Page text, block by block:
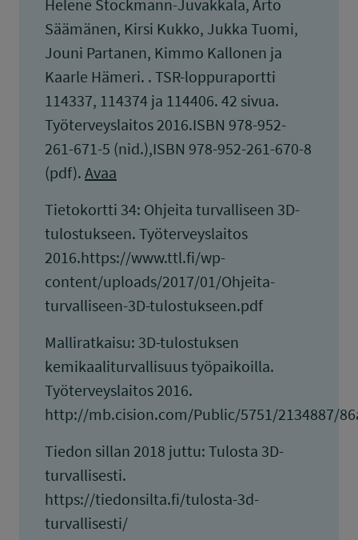
Helene Stockmann-Juvakkala, Arto
Säämänen, Kirsi Kukko, Jukka Tuomi,
Jouni Partanen, Kimmo Kallonen ja
Kaarle Hämeri. . TSR-loppuraportti
114337, 114374 ja 114406. 42 sivua.
Työterveyslaitos 2016.ISBN 978-952-
261-671-5 (nid.),ISBN 978-952-261-670-8
(pdf). Avaa
Tietokortti 34: Ohjeita turvalliseen 3D-
tulostukseen. Työterveyslaitos
2016.https://www.ttl.fi/wp-
content/uploads/2017/01/Ohjeita-
turvalliseen-3D-tulostukseen.pdf
Malliratkaisu: 3D-tulostuksen
kemikaaliturvallisuus työpaikoilla.
Työterveyslaitos 2016.
http://mb.cision.com/Public/5751/2134887/
Tiedon sillan 2018 juttu: Tulosta 3D-
turvallisesti.
https://tiedonsilta.fi/tulosta-3d-
turvallisesti/